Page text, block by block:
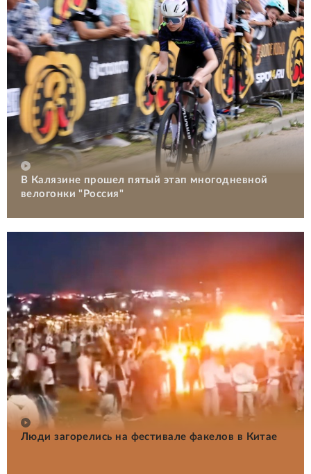
В Калязине прошел пятый этап многодневной
велогонки "Россия"
Люди загорелись на фестивале факелов в Китае